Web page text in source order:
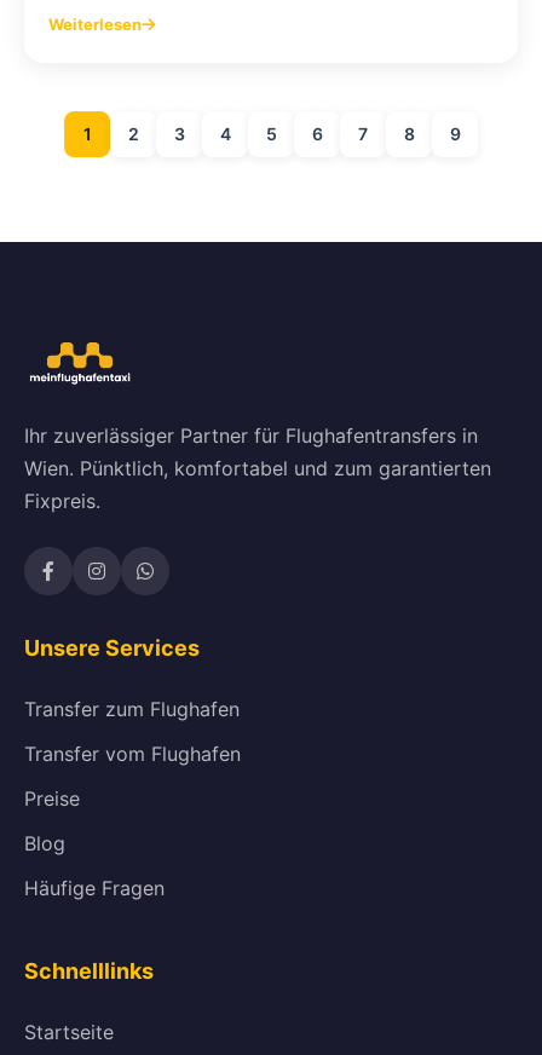
Weiterlesen
1 2 3 4 5 6 7 8 9
Ihr zuverlässiger Partner für Flughafentransfers in
Wien. Pünktlich, komfortabel und zum garantierten
Fixpreis.
Unsere Services
Transfer zum Flughafen
Transfer vom Flughafen
Preise
Blog
Häufige Fragen
Schnelllinks
Startseite